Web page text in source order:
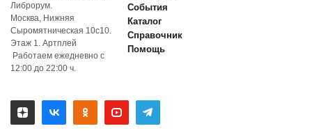
Либрорум.
Москва, Нижняя
Сыромятническая 10с10.
Этаж 1. Артплей
Работаем ежедневно с
12:00 до 22:00 ч.
События
Каталог
Справочник
Помощь